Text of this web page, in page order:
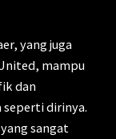
yang juga
mampu
dan
seperti dirinya.
sangat